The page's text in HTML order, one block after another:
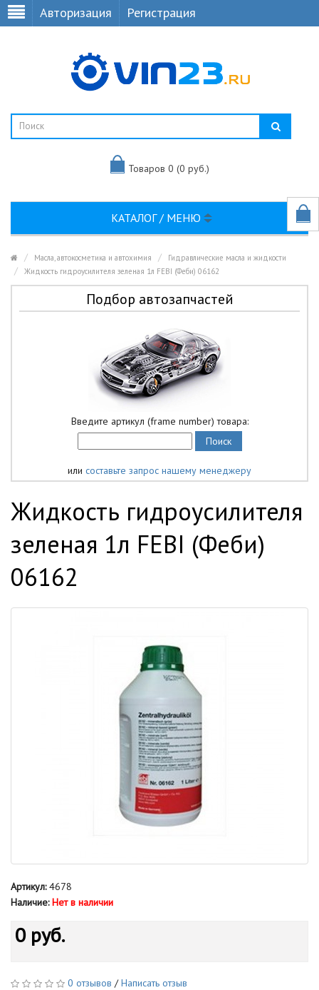
Авторизация Регистрация
Товаров 0 (0 руб.)
КАТАЛОГ / МЕНЮ
Масла, автокосметика и автохимия
Гидравлические масла и жидкости
Жидкость гидроусилителя зеленая 1л FEBI (Феби) 06162
Подбор автозапчастей
Введите артикул (frame number) товара:
или составьте запрос нашему менеджеру
Жидкость гидроусилителя
зеленая 1л FEBI (Феби)
06162
Артикул:4678
Наличие: Нет в наличии
0 руб.
0 отзывов /Написать отзыв